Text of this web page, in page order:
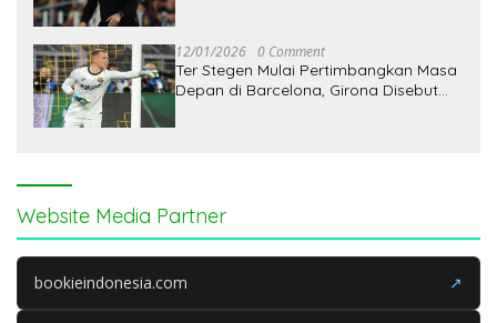
12/01/2026 0 Comment
Ter Stegen Mulai Pertimbangkan Masa
Depan di Barcelona, Girona Disebut
Website Media Partner
bookieindonesia.com ↗